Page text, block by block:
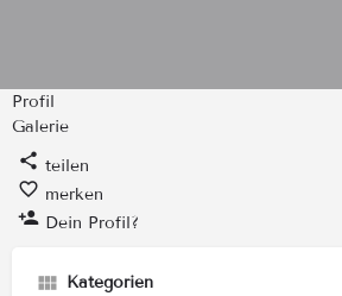
Profil
Galerie
teilen
merken
Dein Profil?
Kategorien